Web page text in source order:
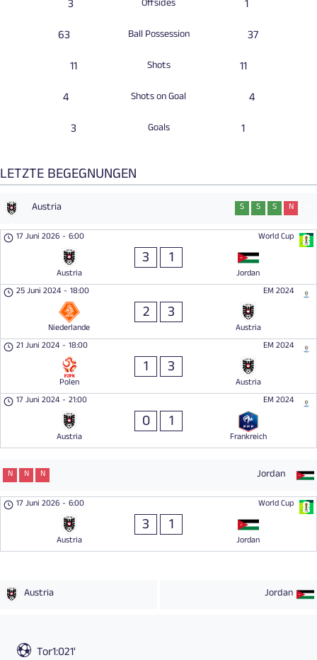
3
Offsides
1
63
Ball Possession
37
11
Shots
11
4
Shots on Goal
4
3
Goals 1
LETZTE BEGEGNUNGEN
Austria S S S N
World Cup
17 Juni 2026 - 6:00
Austria
3 1
Jordan
EM 2024
25 Juni 2024 - 18:00
Niederlande
2 3
Austria
EM 2024
21 Juni 2024 - 18:00
Polen
1 3
Austria
EM 2024
17 Juni 2024 - 21:00
Austria
0 1
Frankreich
Jordan
N N N
World Cup
17 Juni 2026 - 6:00
Austria
3 1
Jordan
Austria Jordan
Tor1:021'